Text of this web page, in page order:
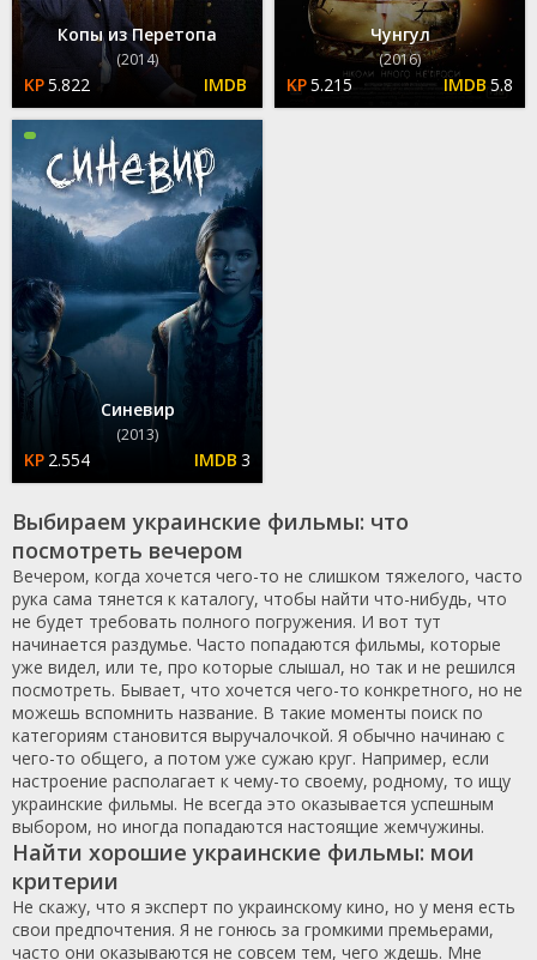
Копы из Перетопа
(2014)
5.822
Чунгул
(2016)
5.215 5.8
Синевир
(2013)
2.554 3
Выбираем украинские фильмы: что
посмотреть вечером
Вечером, когда хочется чего-то не слишком тяжелого, часто
рука сама тянется к каталогу, чтобы найти что-нибудь, что
не будет требовать полного погружения. И вот тут
начинается раздумье. Часто попадаются фильмы, которые
уже видел, или те, про которые слышал, но так и не решился
посмотреть. Бывает, что хочется чего-то конкретного, но не
можешь вспомнить название. В такие моменты поиск по
категориям становится выручалочкой. Я обычно начинаю с
чего-то общего, а потом уже сужаю круг. Например, если
настроение располагает к чему-то своему, родному, то ищу
украинские фильмы. Не всегда это оказывается успешным
выбором, но иногда попадаются настоящие жемчужины.
Найти хорошие украинские фильмы: мои
критерии
Не скажу, что я эксперт по украинскому кино, но у меня есть
свои предпочтения. Я не гонюсь за громкими премьерами,
часто они оказываются не совсем тем, чего ждешь. Мне